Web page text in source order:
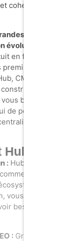
cohérente, du
évolutive qui
en fait un
CMS Hub,
une
bénéficiez
de pouvoir
agile
: HubSpot
et
De
vous pilotez
besoin de
: Grâce à son